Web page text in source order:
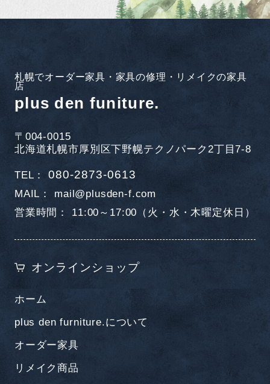
札幌でオーダー家具・家具の修理・リメイクの家具
店
plus den funiture.
〒004-0015
北海道札幌市厚別区下野幌テクノパーク2丁目7-8
TEL 080-2873-0613
MAIL
mail@plusden-f.com
営業時間
11:00～17:00（火・水・木曜定休日）
オンラインショップ
ホーム
plus den furniture.について
オーダー家具
リメイク商品